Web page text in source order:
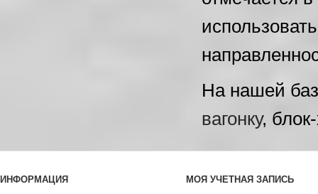
На нашей
вагонку,
ИНФОРМАЦИЯ МОЯ УЧЕТНАЯ ЗАПИСЬ